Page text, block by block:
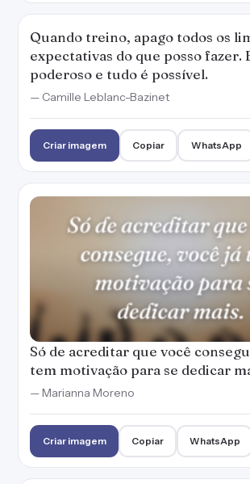
Quando treino, apago todos os
expectativas do que posso fazer.
poderoso e tudo é possível.
— Camille Leblanc-Bazinet
Criar imagem Copiar WhatsApp
Só de acreditar que você
tem motivação para se dedicar
— Marianna Moreno
Criar imagem Copiar WhatsApp